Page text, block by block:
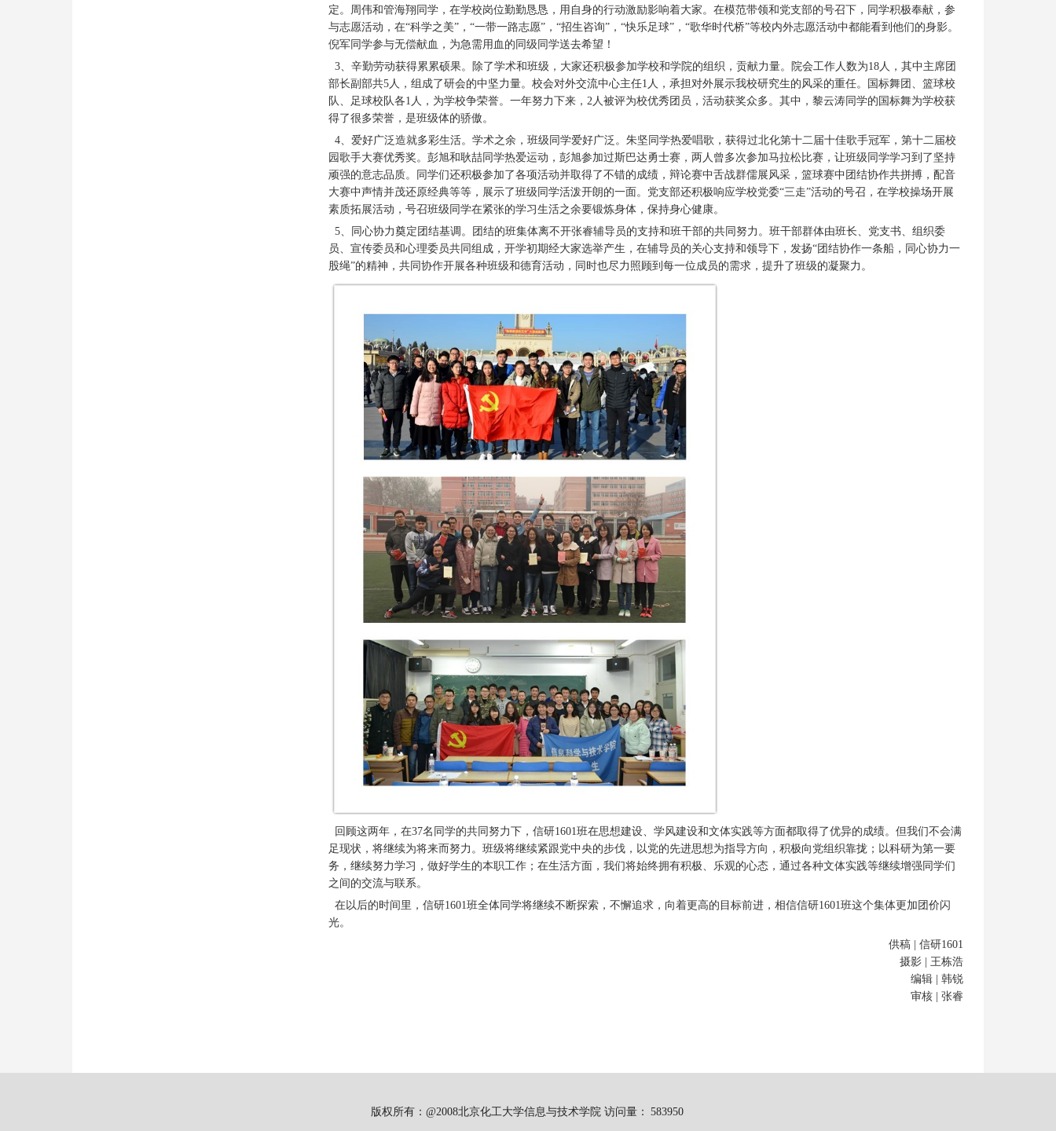
定。周伟和管海翔同学，在学校岗位勤勤恳恳，用自身的行动激励影响着大家。在模范带领和党支部的号召下，同学积极奉献，参
与志愿活动，在“科学之美”，“一带一路志愿”，“招生咨询”，“快乐足球”，“歌华时代桥”等校内外志愿活动中都能看到他们的身影。
倪军同学参与无偿献血，为急需用血的同级同学送去希望！
3、辛勤劳动获得累累硕果。除了学术和班级，大家还积极参加学校和学院的组织，贡献力量。院会工作人数为18人，其中主席团
部长副部共5人，组成了研会的中坚力量。校会对外交流中心主任1人，承担对外展示我校研究生的风采的重任。国标舞团、篮球校
队、足球校队各1人，为学校争荣誉。一年努力下来，2人被评为校优秀团员，活动获奖众多。其中，黎云涛同学的国标舞为学校获
得了很多荣誉，是班级体的骄傲。
4、爱好广泛造就多彩生活。学术之余，班级同学爱好广泛。朱坚同学热爱唱歌，获得过北化第十二届十佳歌手冠军，第十二届校
园歌手大赛优秀奖。彭旭和耿喆同学热爱运动，彭旭参加过斯巴达勇士赛，两人曾多次参加马拉松比赛，让班级同学学习到了坚持
顽强的意志品质。同学们还积极参加了各项活动并取得了不错的成绩，辩论赛中舌战群儒展风采，篮球赛中团结协作共拼搏，配音
大赛中声情并茂还原经典等等，展示了班级同学活泼开朗的一面。党支部还积极响应学校党委“三走”活动的号召，在学校操场开展
素质拓展活动，号召班级同学在紧张的学习生活之余要锻炼身体，保持身心健康。
5、同心协力奠定团结基调。团结的班集体离不开张睿辅导员的支持和班干部的共同努力。班干部群体由班长、党支书、组织委
员、宣传委员和心理委员共同组成，开学初期经大家选举产生，在辅导员的关心支持和领导下，发扬“团结协作一条船，同心协力一
股绳”的精神，共同协作开展各种班级和德育活动，同时也尽力照顾到每一位成员的需求，提升了班级的凝聚力。
回顾这两年，在37名同学的共同努力下，信研1601班在思想建设、学风建设和文体实践等方面都取得了优异的成绩。但我们不会满
足现状，将继续为将来而努力。班级将继续紧跟党中央的步伐，以党的先进思想为指导方向，积极向党组织靠拢；以科研为第一要
务，继续努力学习，做好学生的本职工作；在生活方面，我们将始终拥有积极、乐观的心态，通过各种文体实践等继续增强同学们
之间的交流与联系。
在以后的时间里，信研1601班全体同学将继续不断探索，不懈追求，向着更高的目标前进，相信信研1601班这个集体更加团价闪
光。
供稿 | 信研1601
摄影 | 王栋浩
编辑 | 韩锐
审核 | 张睿
版权所有：@2008北京化工大学信息与技术学院 访问量： 583950